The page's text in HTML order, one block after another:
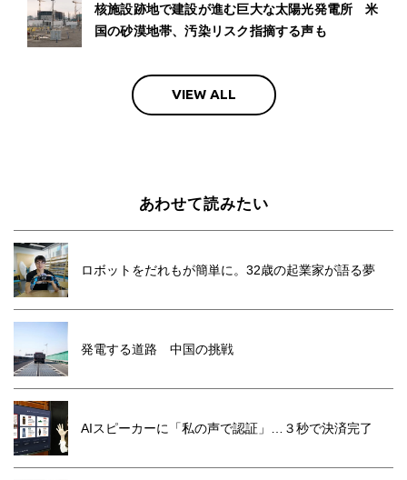
核施設跡地で建設が進む巨大な太陽光発電所 米
国の砂漠地帯、汚染リスク指摘する声も
VIEW ALL
あわせて読みたい
ロボットをだれもが簡単に。32歳の起業家が語る夢
発電する道路 中国の挑戦
AIスピーカーに「私の声で認証」…３秒で決済完了